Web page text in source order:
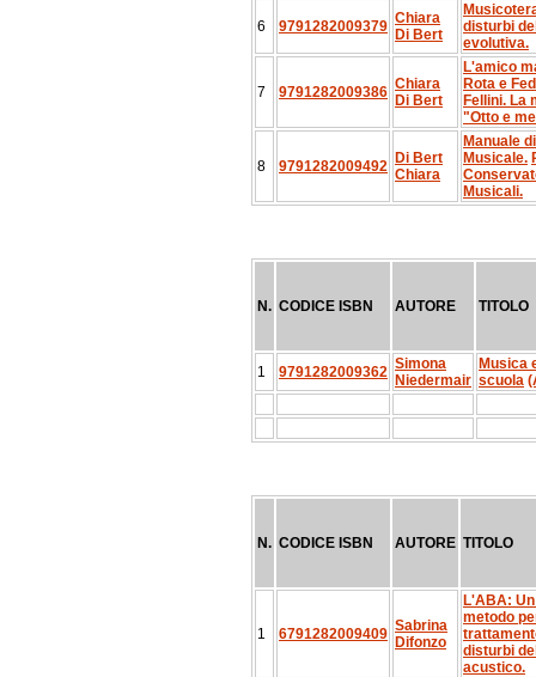
6 9791282009379 Chiara
Di Bert
disturbi
evolutiva.
7 9791282009386 Chiara
Di Bert
L'amico
Rota e
Fellini. La
"Otto e
8 9791282009492 Di Bert
Chiara
Manuale
Musicale.
Musicali.
N. CODICE ISBN AUTORE TITOLO
1 9791282009362 Simona
Niedermair
Musica
scuola
N. CODICE ISBN AUTORE TITOLO
1 6791282009409 Sabrina
Difonzo
L'ABA:
metodo
disturbi
acustico.